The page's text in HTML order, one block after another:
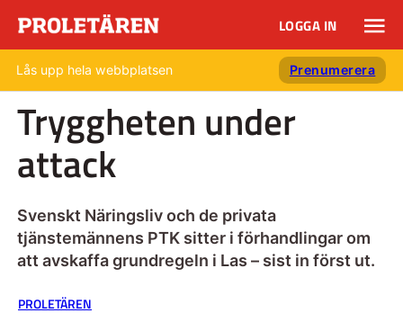
LOGGA IN
Lås upp hela webbplatsen Prenumerera
Tryggheten under
attack
Svenskt Näringsliv och de privata
tjänstemännens PTK sitter i förhandlingar om
att avskaffa grundregeln i Las – sist in först ut.
PROLETÄREN